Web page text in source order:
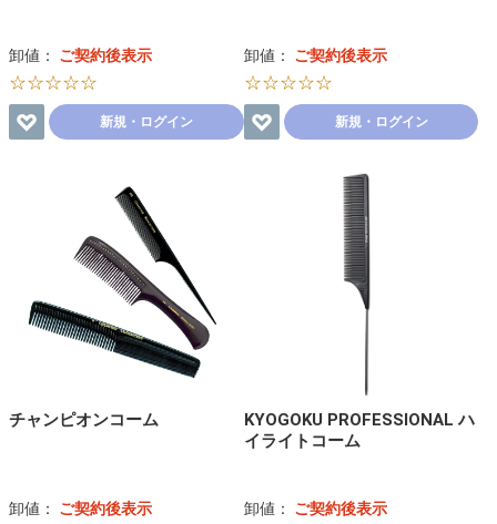
卸値： ご契約後表示
☆☆☆☆☆
新規・ログイン
卸値： ご契約後表示
☆☆☆☆☆
新規・ログイン
チャンピオンコーム
卸値： ご契約後表示
KYOGOKU PROFESSIONAL ハ
イライトコーム
卸値： ご契約後表示